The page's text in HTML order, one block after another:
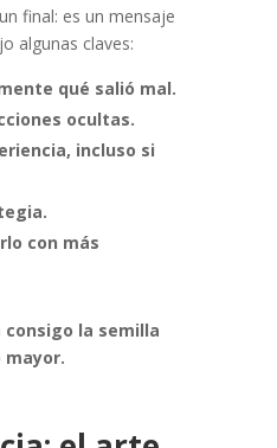
final: es un mensaje
algunas claves:
qué salió mal.
ocultas.
incluso si
con más
consigo la semilla
mayor.